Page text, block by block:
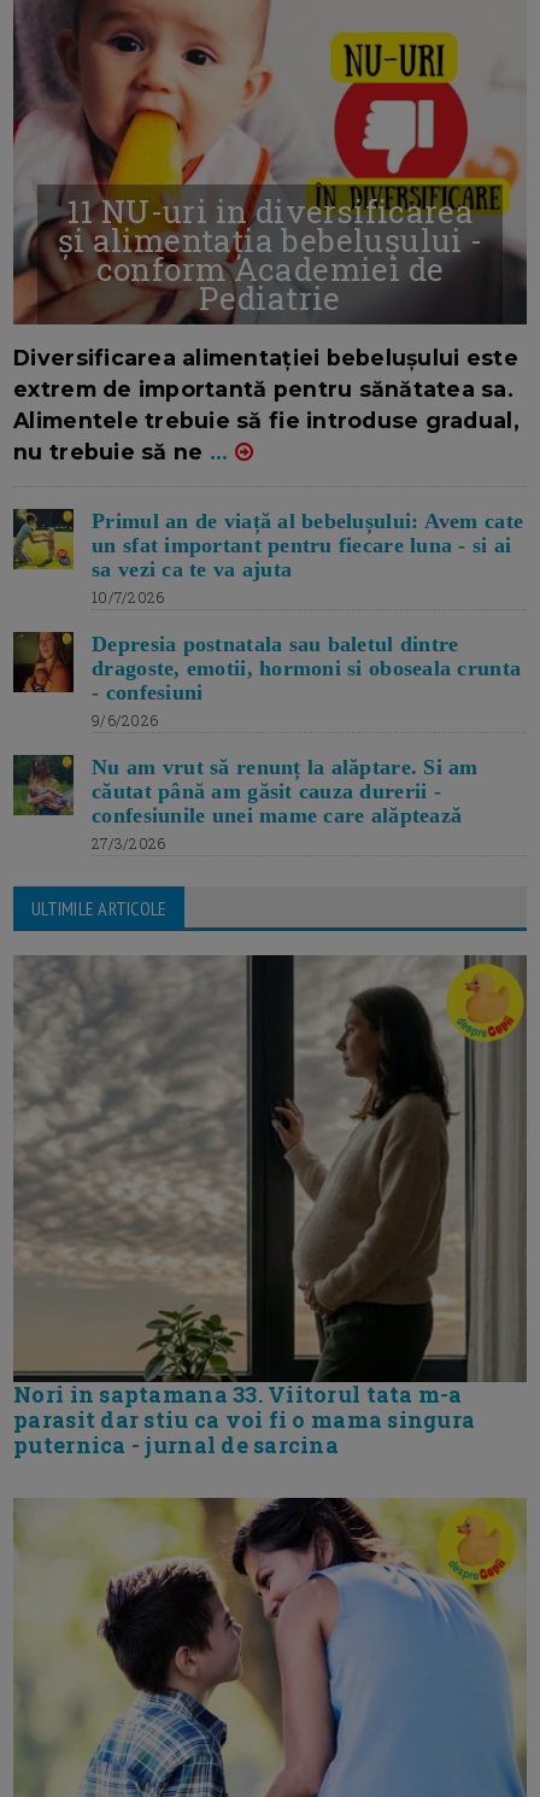
11 NU-uri in diversificarea
și alimentația bebelușului -
conform Academiei de
Pediatrie
Diversificarea alimentației bebelușului este
extrem de importantă pentru sănătatea sa.
Alimentele trebuie să fie introduse gradual,
nu trebuie să ne ...
Primul an de viață al bebelușului: Avem cate
un sfat important pentru fiecare luna - si ai
sa vezi ca te va ajuta
10/7/2026
Depresia postnatala sau baletul dintre
dragoste, emotii, hormoni si oboseala crunta
- confesiuni
9/6/2026
Nu am vrut să renunț la alăptare. Si am
căutat până am găsit cauza durerii -
confesiunile unei mame care alăptează
27/3/2026
ULTIMILE ARTICOLE
Nori in saptamana 33. Viitorul tata m-a
parasit dar stiu ca voi fi o mama singura
puternica - jurnal de sarcina